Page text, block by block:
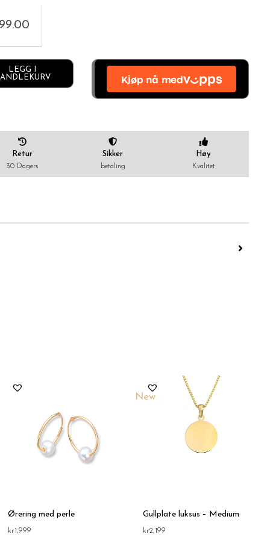
LEGG I
Alternative:
Retur
30 Dagers
Sikker
betaling
Høy
Kvalitet
Ørering med perle
kr1,999
New
Gullplate luksus – Medium
kr2,199